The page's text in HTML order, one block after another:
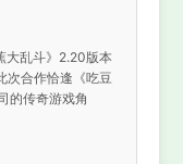
大乱斗》2.20版本
次合作恰逢《吃豆
的传奇游戏角